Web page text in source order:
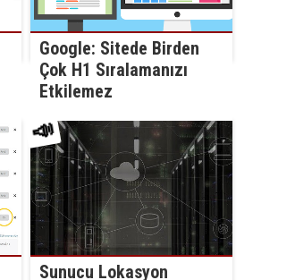
Google: Sitede Birden
Çok H1 Sıralamanızı
Etkilemez
📣
Sunucu Lokasyon